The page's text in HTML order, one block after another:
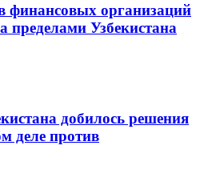
финансовых организаций
пределами Узбекистана
добилось решения
деле против